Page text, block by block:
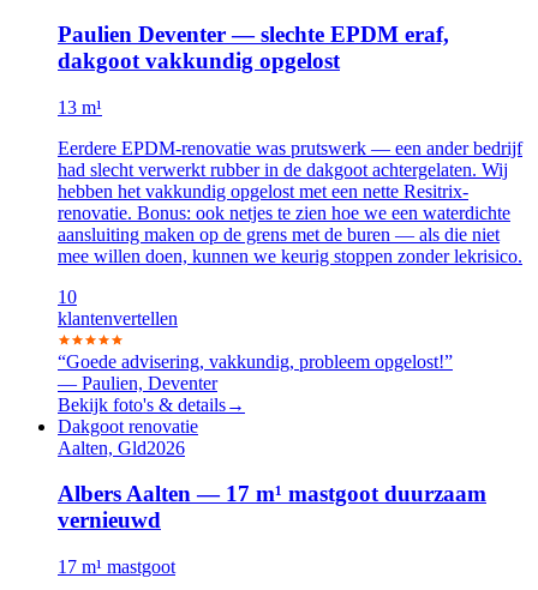
Paulien Deventer — slechte EPDM eraf,
dakgoot vakkundig opgelost
13 m¹
Eerdere EPDM-renovatie was prutswerk — een ander bedrijf
had slecht verwerkt rubber in de dakgoot achtergelaten. Wij
hebben het vakkundig opgelost met een nette Resitrix-
renovatie. Bonus: ook netjes te zien hoe we een waterdichte
aansluiting maken op de grens met de buren — als die niet
mee willen doen, kunnen we keurig stoppen zonder lekrisico.
10
klantenvertellen
“Goede advisering, vakkundig, probleem opgelost!”
— Paulien, Deventer
Bekijk foto's & details→
Dakgoot renovatie
Aalten, Gld2026
Albers Aalten — 17 m¹ mastgoot duurzaam
vernieuwd
17 m¹ mastgoot